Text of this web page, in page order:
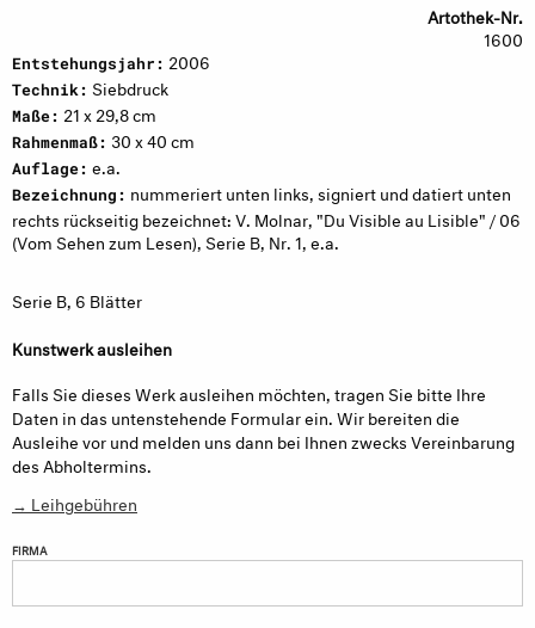
Artothek-Nr.
1600
Entstehungsjahr: 2006
Technik: Siebdruck
Maße: 21 x 29,8 cm
Rahmenmaß: 30 x 40 cm
Auflage: e.a.
Bezeichnung: nummeriert unten links, signiert und datiert unten
rechts rückseitig bezeichnet: V. Molnar, "Du Visible au Lisible" / 06
(Vom Sehen zum Lesen), Serie B, Nr. 1, e.a.
Serie B, 6 Blätter
Kunstwerk ausleihen
Falls Sie dieses Werk ausleihen möchten, tragen Sie bitte Ihre
Daten in das untenstehende Formular ein. Wir bereiten die
Ausleihe vor und melden uns dann bei Ihnen zwecks Vereinbarung
des Abholtermins.
→ Leihgebühren
FIRMA